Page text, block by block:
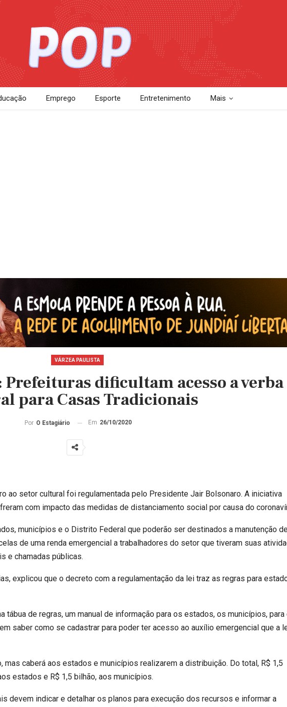
Emprego Esporte Entretenimento Mais
VÁRZEA PAULISTA
Prefeituras dificultam acesso a verba
para Casas Tradicionais
Por O Estagiário Em 26/10/2020
ao setor cultural foi regulamentada pelo Presidente Jair Bolsonaro. A iniciativa
com impacto das medidas de distanciamento social por causa do
municípios e o Distrito Federal que poderão ser destinados a manutenção
de uma renda emergencial a trabalhadores do setor que tiveram suas
e chamadas públicas.
explicou que o decreto com a regulamentação da lei traz as regras para
tábua de regras, um manual de informação para os estados, os municípios, para
saber como se cadastrar para poder ter acesso ao auxílio emergencial que a
caberá aos estados e municípios realizarem a distribuição. Do total, R$ 1,5
estados e R$ 1,5 bilhão, aos municípios.
devem indicar e detalhar os planos para execução dos recursos e informar a